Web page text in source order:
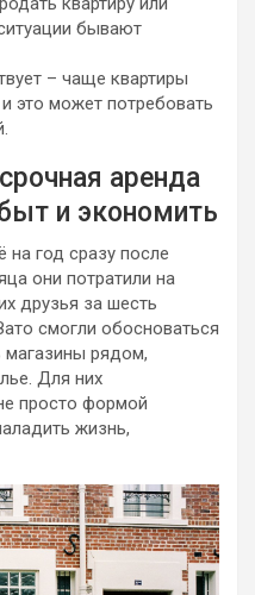
бывают
– чаще квартиры
это может потребовать
аренда
и экономить
год сразу после
они потратили на
друзья за шесть
смогли обосноваться
рядом,
Для них
просто формой
жизнь,